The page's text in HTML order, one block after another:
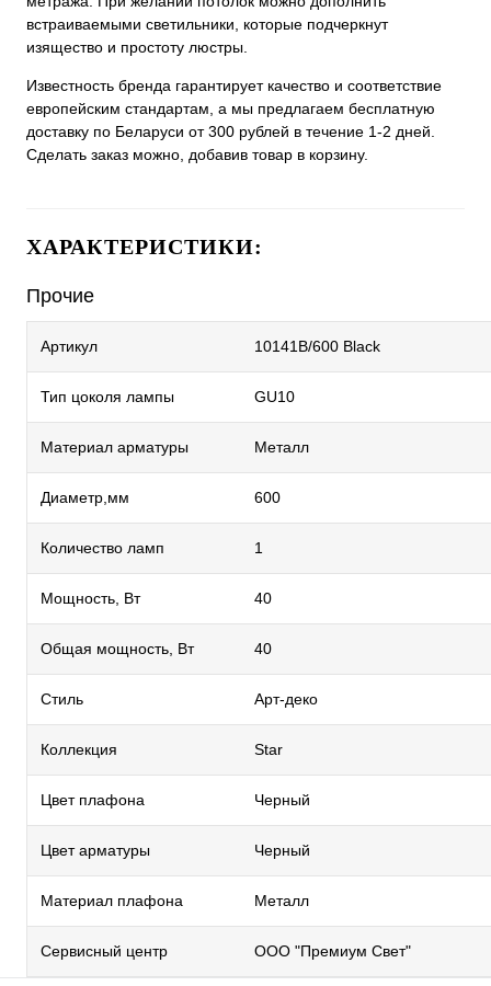
встраиваемыми светильники, которые подчеркнут
изящество и простоту люстры.
Известность бренда гарантирует качество и соответствие
европейским стандартам, а мы предлагаем бесплатную
доставку по Беларуси от 300 рублей в течение 1-2 дней.
Сделать заказ можно, добавив товар в корзину.
ХАРАКТЕРИСТИКИ:
Прочие
Артикул 10141B/600 Black
Тип цоколя лампы GU10
Материал арматуры Металл
Диаметр,мм 600
Количество ламп 1
Мощность, Вт 40
Общая мощность, Вт 40
Стиль Арт-деко
Коллекция Star
Цвет плафона Черный
Цвет арматуры Черный
Материал плафона Металл
Сервисный центр ООО "Премиум Свет"